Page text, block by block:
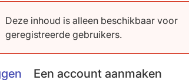
Deze inhoud is alleen beschikbaar voor
geregistreerde gebruikers.
Een account aanmaken
of impaired renal function, albuminuria,
disease and confers independent
measurement of hypertensive
direct treatment of blood pressure.